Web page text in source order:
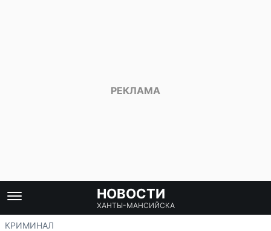
НОВОСТИ
ХАНТЫ-МАНСИЙСКА
КРИМИНАЛ